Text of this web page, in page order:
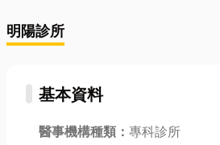
明陽診所
基本資料
醫事機構種類： 專科診所